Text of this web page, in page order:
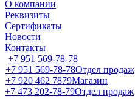
О компании
Реквизиты
Сертификаты
Новости
Контакты
+7 951 569-78-78
+7 951 569-78-78Отдел продаж
+7 920 462 7879Магазин
+7 473 202-78-79Отдел продаж